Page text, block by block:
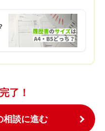
了！
相談に進む